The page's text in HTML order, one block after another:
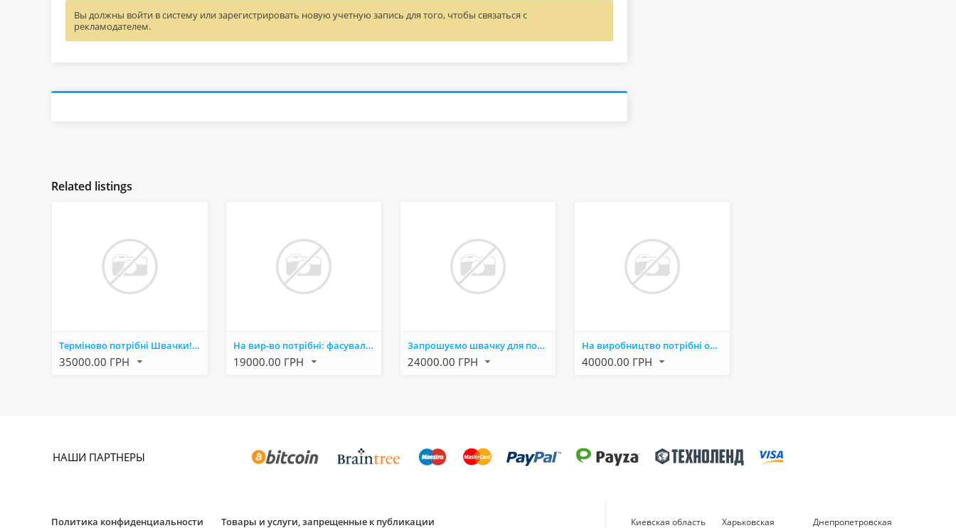
Вы должны войти в систему или зарегистрировать новую учетную запись для того, чтобы связаться с
рекламодателем.
Related listings
Терміново потрібні Швачки!!!!!
35000.00 ГРН
На вир-во потрібні: фасувальник, вантажник
19000.00 ГРН
Запрошуємо швачку для пошива зразків одягу.
24000.00 ГРН
Нa виробництво потрібні оператори виробничої лінії.
40000.00 ГРН
НАШИ ПАРТНЕРЫ
Политика конфиденциальности Товары и услуги, запрещенные к публикации Киевская область
Харьковская
Днепропетровская